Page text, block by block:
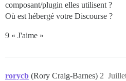
composant/plugin elles utilisent ?
Où est hébergé votre Discourse ?
9 « J'aime »
rorycb (Rory Craig-Barnes) 2